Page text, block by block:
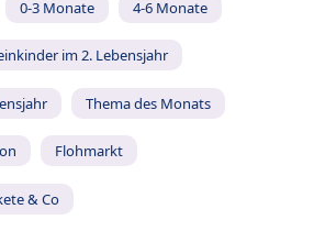
0-3 Monate 4-6 Monate
im 2. Lebensjahr
Thema des Monats
Flohmarkt
& Co